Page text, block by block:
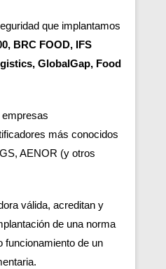
que implantamos
BRC FOOD, IFS
GlobalGap, Food
más conocidos
AENOR (y otros
válida, acreditan y
de una norma
funcionamiento de un